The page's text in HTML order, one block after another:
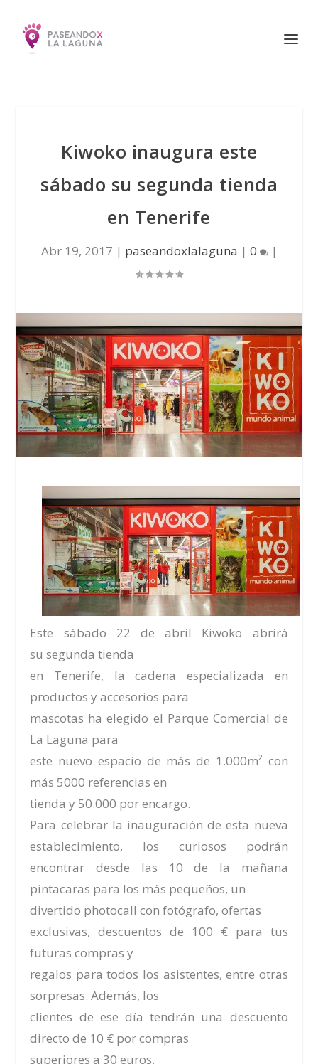
Kiwoko inaugura este
sábado su segunda tienda
en Tenerife
Abr 19, 2017 | paseandoxlalaguna | 0 |
Este sábado 22 de abril Kiwoko abrirá
su segunda tienda
en Tenerife, la cadena especializada en
productos y accesorios para
mascotas ha elegido el Parque Comercial de
La Laguna para
este nuevo espacio de más de 1.000m² con
más 5000 referencias en
tienda y 50.000 por encargo.
Para celebrar la inauguración de esta nueva
establecimiento, los curiosos podrán
encontrar desde las 10 de la mañana
pintacaras para los más pequeños, un
divertido photocall con fotógrafo, ofertas
exclusivas, descuentos de 100 € para tus
futuras compras y
regalos para todos los asistentes, entre otras
sorpresas. Además, los
clientes de ese día tendrán una descuento
directo de 10 € por compras
superiores a 30 euros.